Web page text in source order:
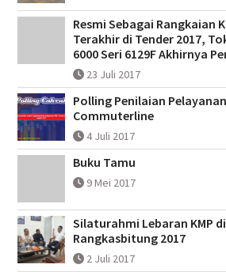
Resmi Sebagai Rangkaian
Terakhir di Tender 2017,
6000 Seri 6129F Akhirnya
23 Juli 2017
Polling Penilaian Pelayanan
Commuterline
4 Juli 2017
Buku Tamu
9 Mei 2017
Silaturahmi Lebaran KMP di
Rangkasbitung 2017
2 Juli 2017